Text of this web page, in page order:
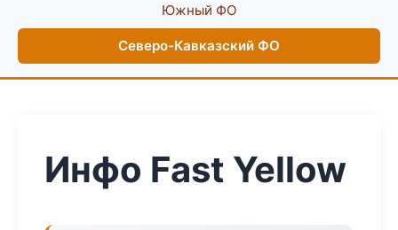
Южный ФО
Северо-Кавказский ФО
Инфо Fast Yellow